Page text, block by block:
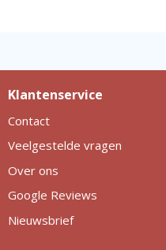
Klantenservice
Contact
Veelgestelde vragen
Over ons
Google Reviews
Nieuwsbrief